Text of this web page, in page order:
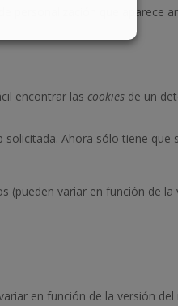
personalización que aparece
encontrar las cookies de un
solicitada. Ahora sólo tiene que
(pueden variar en función de la
en función de la versión del